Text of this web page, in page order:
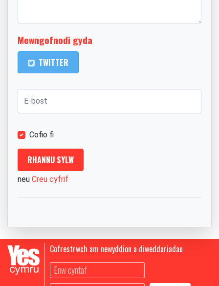
Mewngofnodi gyda
TWITTER
Cofio fi
neu Creu cyfrif
Cofrestrwch am newyddion a diweddariadau